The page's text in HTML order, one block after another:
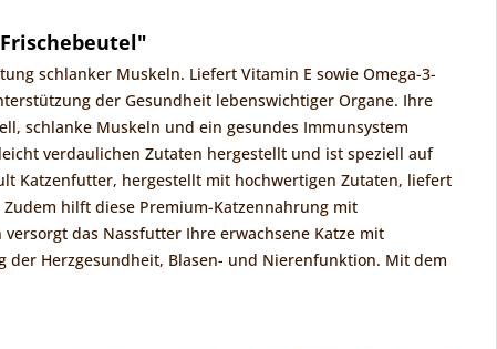
schlanker Muskeln. Liefert Vitamin E sowie Omega-3-
der Gesundheit lebenswichtiger Organe. Ihre
schlanke Muskeln und ein gesundes Immunsystem
verdaulichen Zutaten hergestellt und ist speziell auf
Katzenfutter, hergestellt mit hochwertigen Zutaten, liefert
hilft diese Premium-Katzennahrung mit
das Nassfutter Ihre erwachsene Katze mit
Herzgesundheit, Blasen- und Nierenfunktion. Mit dem